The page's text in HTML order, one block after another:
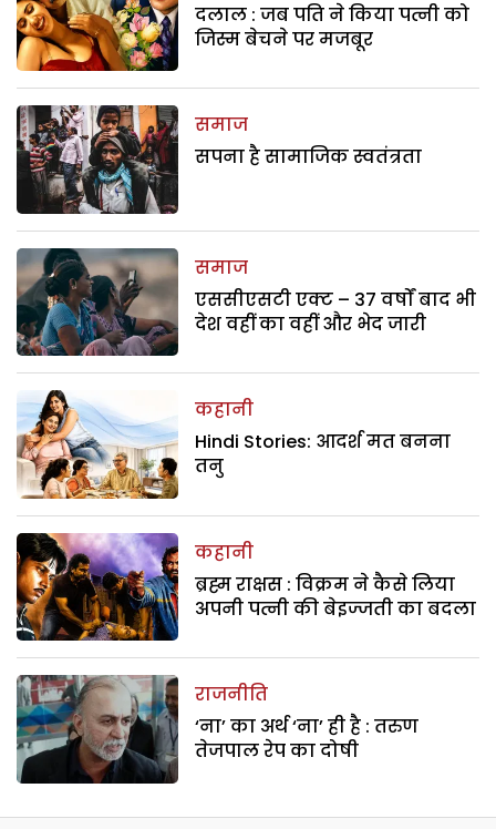
दलाल : जब पति ने किया पत्नी को
जिस्म बेचने पर मजबूर
समाज
सपना है सामाजिक स्वतंत्रता
समाज
एससीएसटी एक्ट – 37 वर्षों बाद भी
देश वहीं का वहीं और भेद जारी
कहानी
Hindi Stories: आदर्श मत बनना
तनु
कहानी
ब्रह्म राक्षस : विक्रम ने कैसे लिया
अपनी पत्नी की बेइज्जती का बदला
राजनीति
‘ना’ का अर्थ ‘ना’ ही है : तरुण
तेजपाल रेप का दोषी